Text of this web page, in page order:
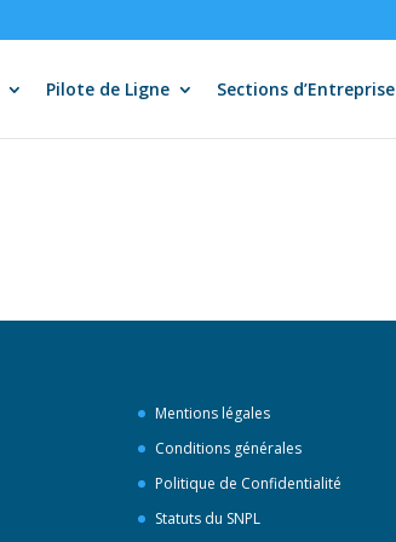
Pilote de Ligne Sections d’Entreprise
Mentions légales
Conditions générales
Politique de Confidentialité
Statuts du SNPL